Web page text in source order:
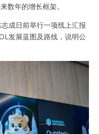
数年的增长框架。
成日前举行一项线上汇报
发展蓝图及路线，说明公